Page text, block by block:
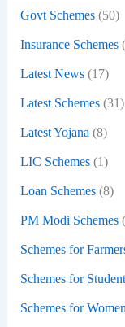
Govt Schemes(50)
Insurance Schemes
Latest News(17)
Latest Schemes(31)
Latest Yojana (8)
LIC Schemes(1)
Loan Schemes(8)
PM Modi Schemes
Schemes for
Schemes for
Schemes for